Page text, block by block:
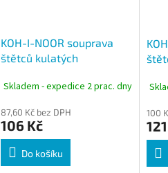
KOH-I-NOOR souprava
štětců kulatých
Skladem - expedice 2 prac. dny
87,60 Kč bez DPH
106 Kč
Do košíku
100